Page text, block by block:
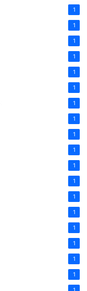
1
1
1
1
1
1
1
1
1
1
1
1
1
1
1
1
1
1